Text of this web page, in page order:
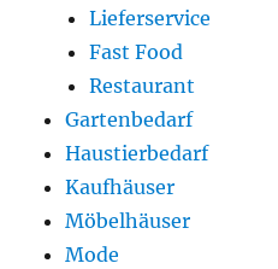
Lieferservice
Fast Food
Restaurant
Gartenbedarf
Haustierbedarf
Kaufhäuser
Möbelhäuser
Mode